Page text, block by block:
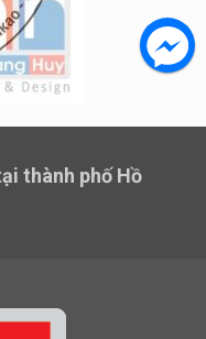
thành phố Hồ